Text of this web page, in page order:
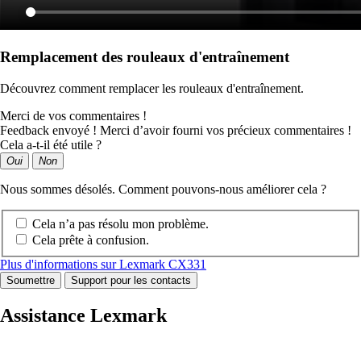
Remplacement des rouleaux d'entraînement
Découvrez comment remplacer les rouleaux d'entraînement.
Merci de vos commentaires !
Feedback envoyé ! Merci d’avoir fourni vos précieux commentaires !
Cela a-t-il été utile ?
Oui Non
Nous sommes désolés. Comment pouvons-nous améliorer cela ?
Cela n’a pas résolu mon problème.
Cela prête à confusion.
Plus d'informations sur Lexmark CX331
Soumettre Support pour les contacts
Assistance Lexmark